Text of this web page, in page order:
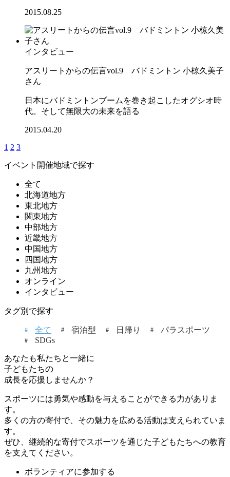
2015.08.25
インタビュー
アスリートからの伝言vol.9 バドミントン 小椋久美子
さん
日本にバドミントンブームを巻き起こしたオグシオ時
代。そして無限大の未来を語る
2015.04.20
1 2 3
イベント開催地域で探す
全て
北海道地方
東北地方
関東地方
中部地方
近畿地方
中国地方
四国地方
九州地方
オンライン
インタビュー
タグ別で探す
全て 宿泊型 日帰り
パラスポーツ
SDGs
あなたも私たちと一緒に
子どもたちの
成長を応援しませんか？
スポーツには勇気や感動を与えることができる力がありま
す。
多くの方の寄付で、その魅力を広める活動は支えられていま
す。
ぜひ、継続的な寄付でスポーツを通じた子どもたちへの教育
を支えてください。
ボランティアに参加する